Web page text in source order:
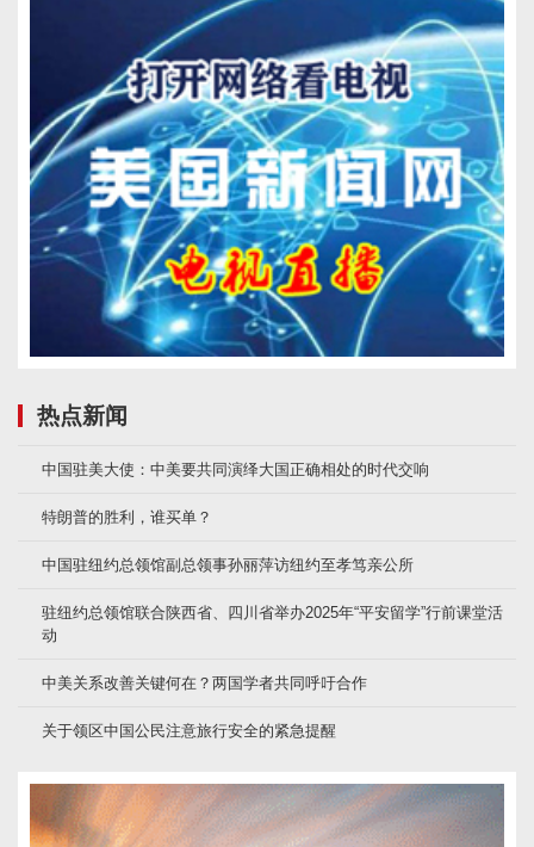
热点新闻
中国驻美大使：中美要共同演绎大国正确相处的时代交响
特朗普的胜利，谁买单？
中国驻纽约总领馆副总领事孙丽萍访纽约至孝笃亲公所
驻纽约总领馆联合陕西省、四川省举办2025年“平安留学”行前课堂活
动
中美关系改善关键何在？两国学者共同呼吁合作
关于领区中国公民注意旅行安全的紧急提醒